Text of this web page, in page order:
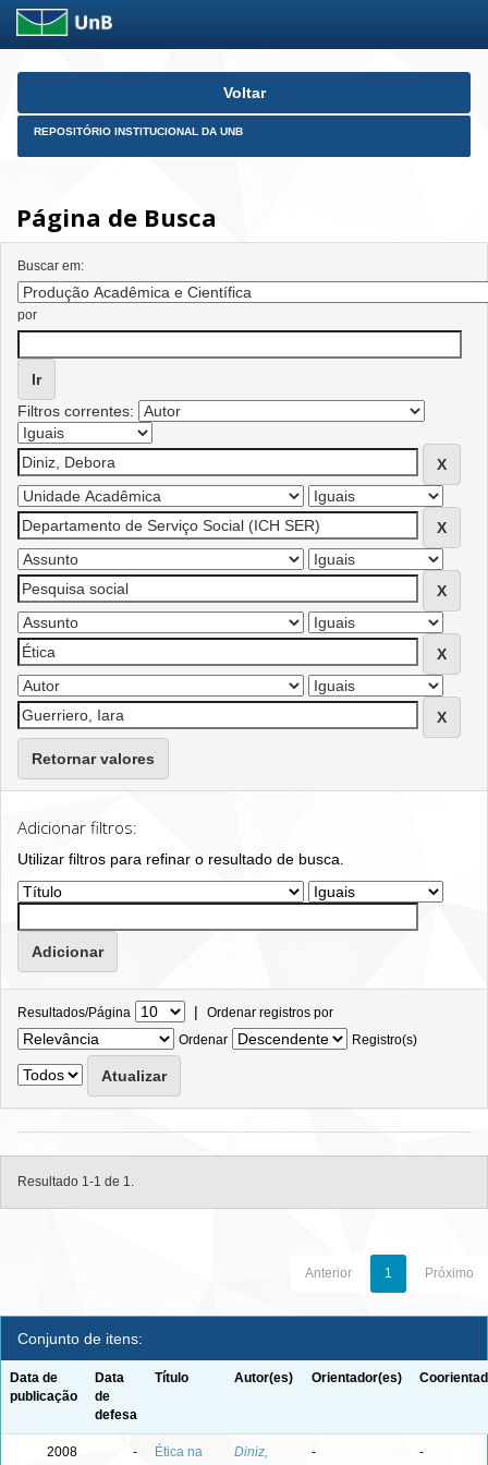
Skip
Voltar
REPOSITÓRIO INSTITUCIONAL DA UNB
Página de Busca
Buscar em:
por
Filtros correntes:
Retornar valores
Adicionar filtros:
Utilizar filtros para refinar o resultado de busca.
Resultados/Página | Ordenar registros por
Ordenar
Registro(s)
Resultado 1-1 de 1.
Anterior 1 Próximo
Conjunto de itens:
Data de
publicação
Data
de
defesa
Título Autor(es) Orientador(es)
2008 -
Ética na
Diniz,
- -